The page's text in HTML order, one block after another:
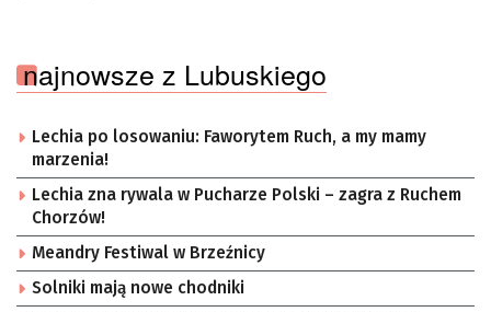
najnowsze z Lubuskiego
Lechia po losowaniu: Faworytem Ruch, a my mamy
marzenia!
Lechia zna rywala w Pucharze Polski – zagra z Ruchem
Chorzów!
Meandry Festiwal w Brzeźnicy
Solniki mają nowe chodniki